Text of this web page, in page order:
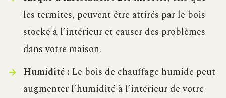
les termites, peuvent être attirés par le bois
stocké à l’intérieur et causer des problèmes
dans votre maison.
Humidité :Le bois de chauffage humide peut
augmenter l’humidité à l’intérieur de votre